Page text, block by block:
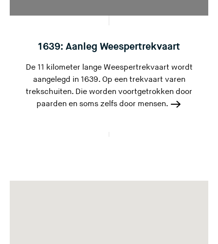
1639: Aanleg Weespertrekvaart
De 11 kilometer lange Weespertrekvaart wordt
aangelegd in 1639. Op een trekvaart varen
trekschuiten. Die worden voortgetrokken door
paarden en soms zelfs door mensen.